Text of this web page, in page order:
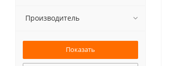
Производитель